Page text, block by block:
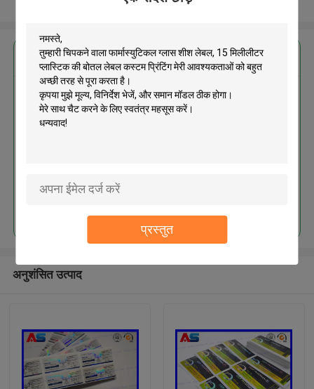
प्रस्तुत
सबसे उत्तम प्रतिदान प्राप्त करें
चिपकने वाला फार्मास्युटिकल ग्लास शीश
लेबल, 15 मिलीलीटर प्लास्टिक की बोतल
अनुशंसित उत्पाद